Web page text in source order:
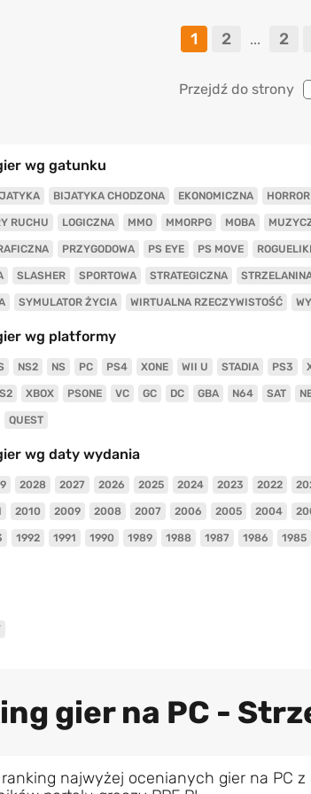
1 2 ... 2
Przejdź do strony
wg gatunku
BIJATYKA CHODZONA EKONOMICZNA HORROR
RUCHU LOGICZNA MMO MMORPG MOBA
PRZYGODOWA PS EYE PS MOVE
SLASHER SPORTOWA STRATEGICZNA
SYMULATOR ŻYCIA WIRTUALNA RZECZYWISTOŚĆ
wg platformy
NS2 NS PC PS4 XONE WII U STADIA PS3
XBOX PSONE VC GC DC GBA N64 SAT
QUEST
wg daty wydania
2028 2027 2026 2025 2024 2023 2022
2010 2009 2008 2007 2006 2005 2004
1992 1991 1990 1989 1988 1987 1986 1985
gier na PC -
najwyżej ocenianych gier na PC